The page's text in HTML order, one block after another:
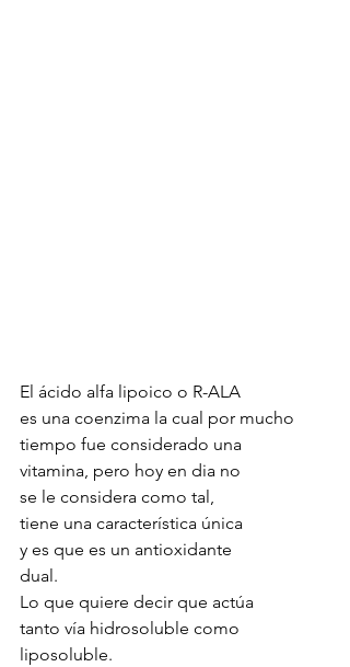
El ácido alfa lipoico o R-ALA
es una coenzima la cual por mucho
tiempo fue considerado una
vitamina, pero hoy en dia no
se le considera como tal,
tiene una característica única
y es que es un antioxidante
dual.
Lo que quiere decir que actúa
tanto vía hidrosoluble como
liposoluble.